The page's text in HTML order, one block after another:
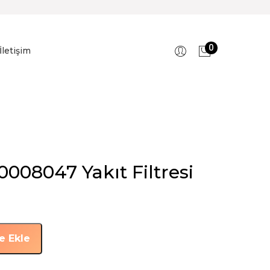
0
Yakıt Filtresi
Ekle